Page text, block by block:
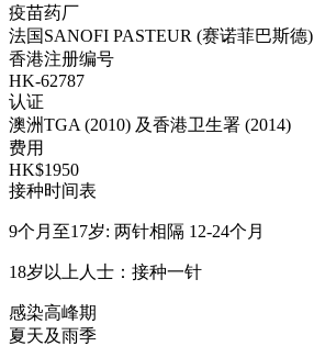
疫苗药厂
法国SANOFI PASTEUR (赛诺菲巴斯德)
香港注册编号
HK-62787
认证
澳洲TGA (2010) 及香港卫生署 (2014)
费用
HK$1950
接种时间表
9个月至17岁: 两针相隔 12-24个月
18岁以上人士：接种一针
感染高峰期
夏天及雨季